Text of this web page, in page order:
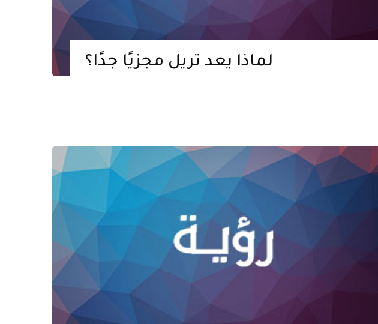
لماذا يعد تريل مجزيًا جدًا؟